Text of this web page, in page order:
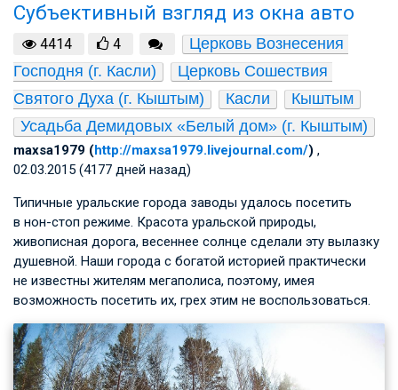
Субъективный взгляд из окна авто
4414 4
Церковь Вознесения
Господня (г. Касли)
Церковь Сошествия
Святого Духа (г. Кыштым)
Касли
Кыштым
Усадьба Демидовых «Белый дом» (г. Кыштым)
maxsa1979 (http://maxsa1979.livejournal.com/) ,
02.03.2015 (4177 дней назад)
Типичные уральские города заводы удалось посетить
в нон-стоп режиме. Красота уральской природы,
живописная дорога, весеннее солнце сделали эту вылазку
душевной. Наши города с богатой историей практически
не известны жителям мегаполиса, поэтому, имея
возможность посетить их, грех этим не воспользоваться.